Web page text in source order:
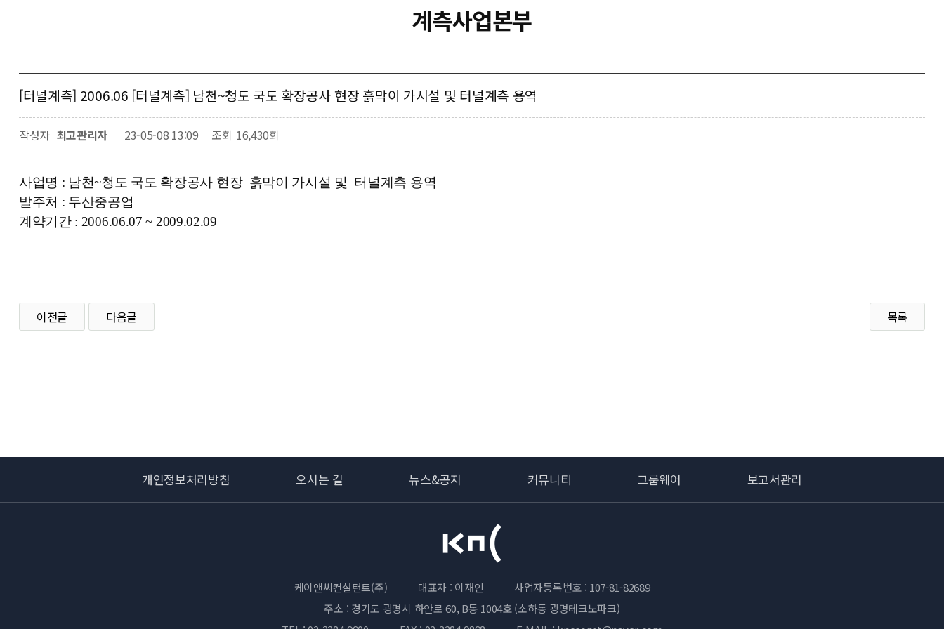
계측사업본부
[터널계측] 2006.06 [터널계측] 남천~청도 국도 확장공사 현장 흙막이 가시설 및 터널계측 용역
작성자 최고관리자 23-05-08 13:09 조회 16,430회
사업명 : 남천~청도 국도 확장공사 현장 흙막이 가시설 및 터널계측 용역
발주처 : 두산중공업
계약기간 : 2006.06.07 ~ 2009.02.09
이전글 다음글 목록
개인정보처리방침 오시는 길 뉴스&공지 커뮤니티 그룹웨어 보고서관리
케이앤씨컨설턴트(주) 대표자 : 이재인
사업자등록번호 : 107-81-82689
주소 : 경기도 광명시 하안로 60, B동 1004호 (소하동 광명테크노파크)